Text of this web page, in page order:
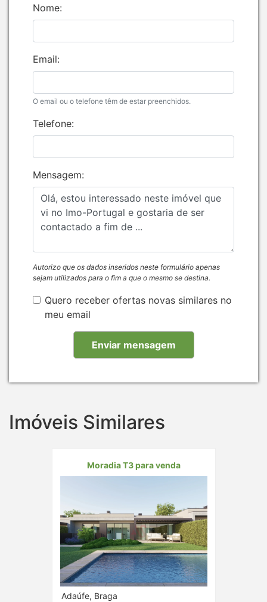
Nome:
Email:
O email ou o telefone têm de estar preenchidos.
Telefone:
Mensagem:
Autorizo que os dados inseridos neste formulário apenas
sejam utilizados para o fim a que o mesmo se destina.
Quero receber ofertas novas similares no
meu email
Imóveis Similares
Moradia T3 para venda
Adaúfe, Braga